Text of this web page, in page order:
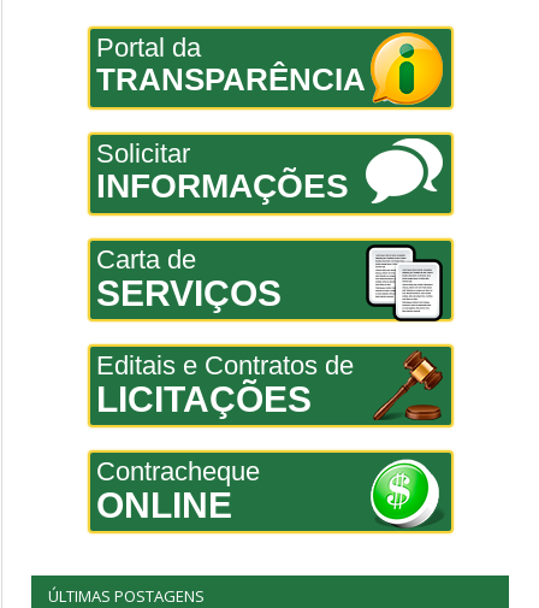
Portal da
TRANSPARÊNCIA
Solicitar
INFORMAÇÕES
Carta de
SERVIÇOS
Editais e Contratos de
LICITAÇÕES
Contracheque
ONLINE
ÚLTIMAS POSTAGENS